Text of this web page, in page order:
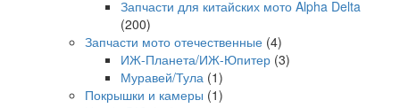
Запчасти для китайских мото Alpha Delta
(200)
Запчасти мото отечественные (4)
ИЖ-Планета/ИЖ-Юпитер (3)
Муравей/Тула (1)
Покрышки и камеры (1)